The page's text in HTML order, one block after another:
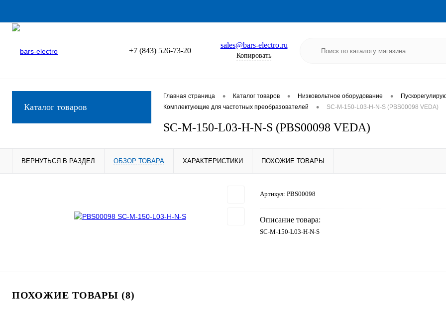
+7 (843) 526-73-20
sales@bars-electro.ru
Копировать
Каталог товаров
Главная страница • Каталог товаров • Низковольтное оборудование •
Комплектующие для частотных преобразователей • SC-M-150-L03-H-N-S (PBS00098 VEDA)
SC-M-150-L03-H-N-S (PBS00098 VEDA)
ВЕРНУТЬСЯ В РАЗДЕЛ ОБЗОР ТОВАРА ХАРАКТЕРИСТИКИ ПОХОЖИЕ ТОВАРЫ
Артикул: PBS00098
Описание товара:
SC-M-150-L03-H-N-S
ПОХОЖИЕ ТОВАРЫ (8)